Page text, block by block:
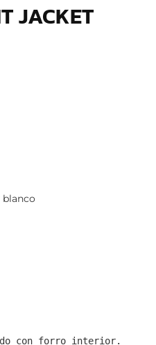
JACKET
blanco
con forro interior.